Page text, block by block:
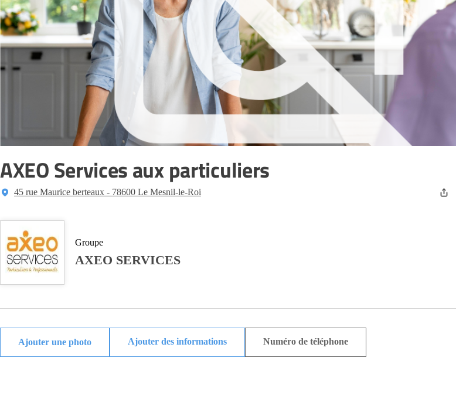
AXEO Services aux particuliers
45 rue Maurice berteaux - 78600 Le Mesnil-le-Roi
Groupe
AXEO SERVICES
Ajouter des informations Numéro de téléphone